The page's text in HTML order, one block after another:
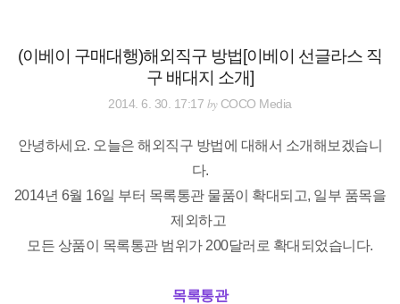
으
로(이베이 구매대행)해외직구 방법[이베이 선글라스 직
구 배대지 소개]
2014. 6. 30. 17:17 byCOCO Media
안녕하세요. 오늘은 해외직구 방법에 대해서 소개해보겠습니
다.
2014년 6월 16일 부터 목록통관 물품이 확대되고, 일부 품목을
제외하고
모든 상품이 목록통관 범위가 200달러로 확대되었습니다.
목록통관
태그 글쓰기 관리홈